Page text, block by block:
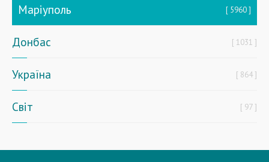
Маріуполь 5960
Донбас 1031
Україна 864
Світ 97